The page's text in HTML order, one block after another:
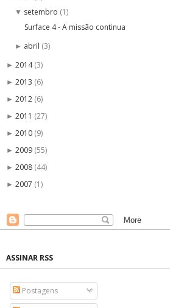
▼ setembro (1)
Surface 4 - A missão continua
► abril (3)
► 2014(3)
► 2013 (6)
► 2012 (6)
► 2011 (27)
► 2010 (9)
► 2009 (55)
► 2008 (44)
► 2007 (1)
ASSINAR RSS
Postagens